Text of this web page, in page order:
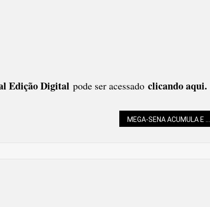
Edição Digital pode ser acessado clicando aqui.
MEGA-SENA ACUMULA E PODE PAGAR R$ 105 MILHÕES